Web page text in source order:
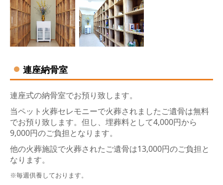
連座納骨室
連座式の納骨室でお預り致します。
当ペット火葬セレモニーで火葬されましたご遺骨は無料
でお預り致します。但し、埋葬料として4,000円から
9,000円のご負担となります。
他の火葬施設で火葬されたご遺骨は13,000円のご負担と
なります。
※毎週供養しております。